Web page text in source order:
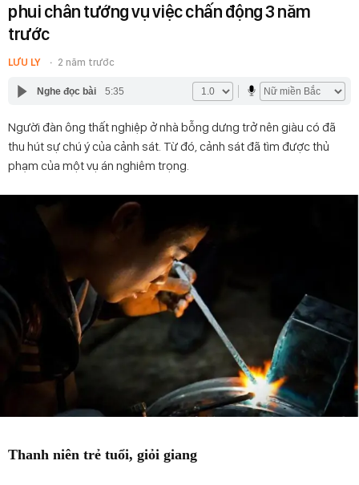
phui chân tướng vụ việc chấn động 3 năm
trước
LƯU LY 2 năm trước
Nghe đọc bài 5:35
Người đàn ông thất nghiệp ở nhà bỗng dưng trở nên giàu có đã
thu hút sự chú ý của cảnh sát. Từ đó, cảnh sát đã tìm được thủ
phạm của một vụ án nghiêm trọng.
Thanh niên trẻ tuổi, giỏi giang